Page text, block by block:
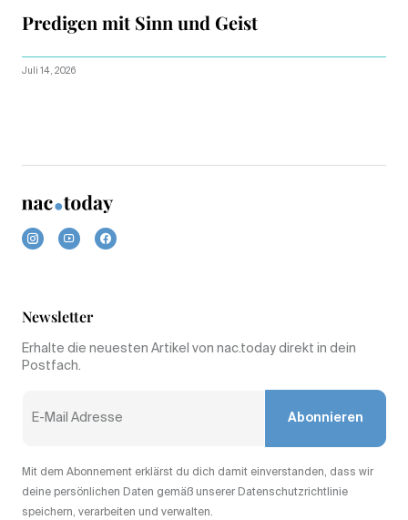
Predigen mit Sinn und Geist
Juli 14, 2026
Newsletter
Erhalte die neuesten Artikel von nac.today direkt in dein
Postfach.
Abonnieren
Mit dem Abonnement erklärst du dich damit einverstanden, dass wir
deine persönlichen Daten gemäß unserer Datenschutzrichtlinie
speichern, verarbeiten und verwalten.